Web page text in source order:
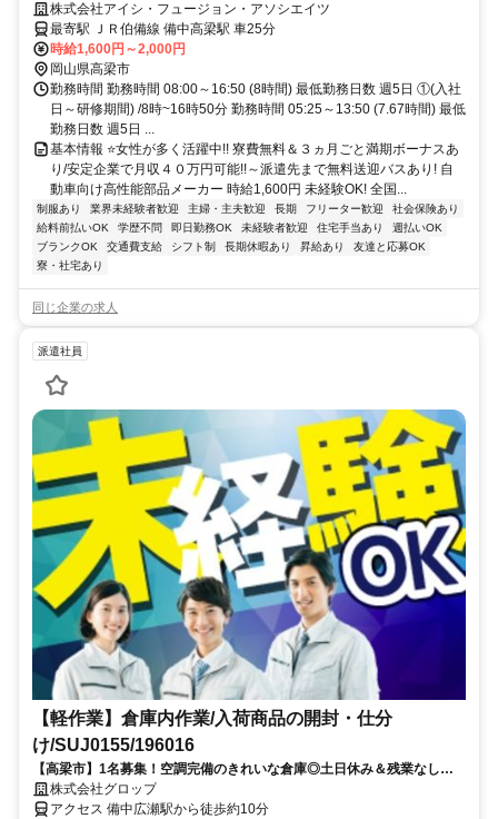
で月収４０万円可能!!～派遣先まで無料送迎バスあり!
株式会社アイシ・フュージョン・アソシエイツ
最寄駅 ＪＲ伯備線 備中高梁駅 車25分
時給1,600円～2,000円
岡山県高梁市
勤務時間 勤務時間 08:00～16:50 (8時間) 最低勤務日数 週5日 ①(入社
日～研修期間) /8時~16時50分 勤務時間 05:25～13:50 (7.67時間) 最低
勤務日数 週5日 ...
基本情報 ⭐女性が多く活躍中!! 寮費無料＆３ヵ月ごと満期ボーナスあ
り/安定企業で月収４０万円可能!!～派遣先まで無料送迎バスあり! 自
動車向け高性能部品メーカー 時給1,600円 未経験OK! 全国...
制服あり 業界未経験者歓迎 主婦・主夫歓迎 長期 フリーター歓迎
社会保険あり
給料前払いOK
学歴不問 即日勤務OK 未経験者歓迎 住宅手当あり
週払いOK
ブランクOK
交通費支給 シフト制 長期休暇あり 昇給あり
友達と応募OK
寮・社宅あり
同じ企業の求人
派遣社員
【軽作業】倉庫内作業/入荷商品の開封・仕分
け/SUJ0155/196016
【高梁市】1名募集！空調完備のきれいな倉庫◎土日休み＆残業なし◎
駅から徒歩圏内♪
株式会社グロップ
アクセス 備中広瀬駅から徒歩約10分